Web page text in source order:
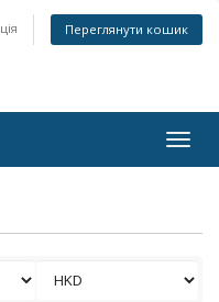
Переглянути кошик